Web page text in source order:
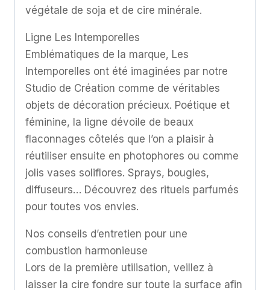
végétale de soja et de cire minérale.
Ligne Les Intemporelles
Emblématiques de la marque, Les
Intemporelles ont été imaginées par notre
Studio de Création comme de véritables
objets de décoration précieux. Poétique et
féminine, la ligne dévoile de beaux
flaconnages côtelés que l’on a plaisir à
réutiliser ensuite en photophores ou comme
jolis vases soliflores. Sprays, bougies,
diffuseurs… Découvrez des rituels parfumés
pour toutes vos envies.
Nos conseils d’entretien pour une
combustion harmonieuse
Lors de la première utilisation, veillez à
laisser la cire fondre sur toute la surface afin